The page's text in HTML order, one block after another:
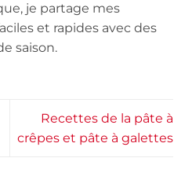
je partage mes
et rapides avec des
saison.
Recettes de la pâte à
crêpes et pâte à galettes